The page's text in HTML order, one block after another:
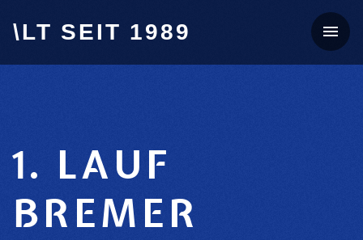
\LT SEIT 1989
1. LAUF
BREMER